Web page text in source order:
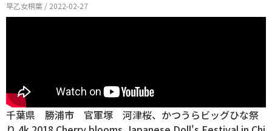
早乙女桐葉 / 2022-02-27
千葉県 勝浦市 官軍塚 河津桜、かつうらビッグひな祭